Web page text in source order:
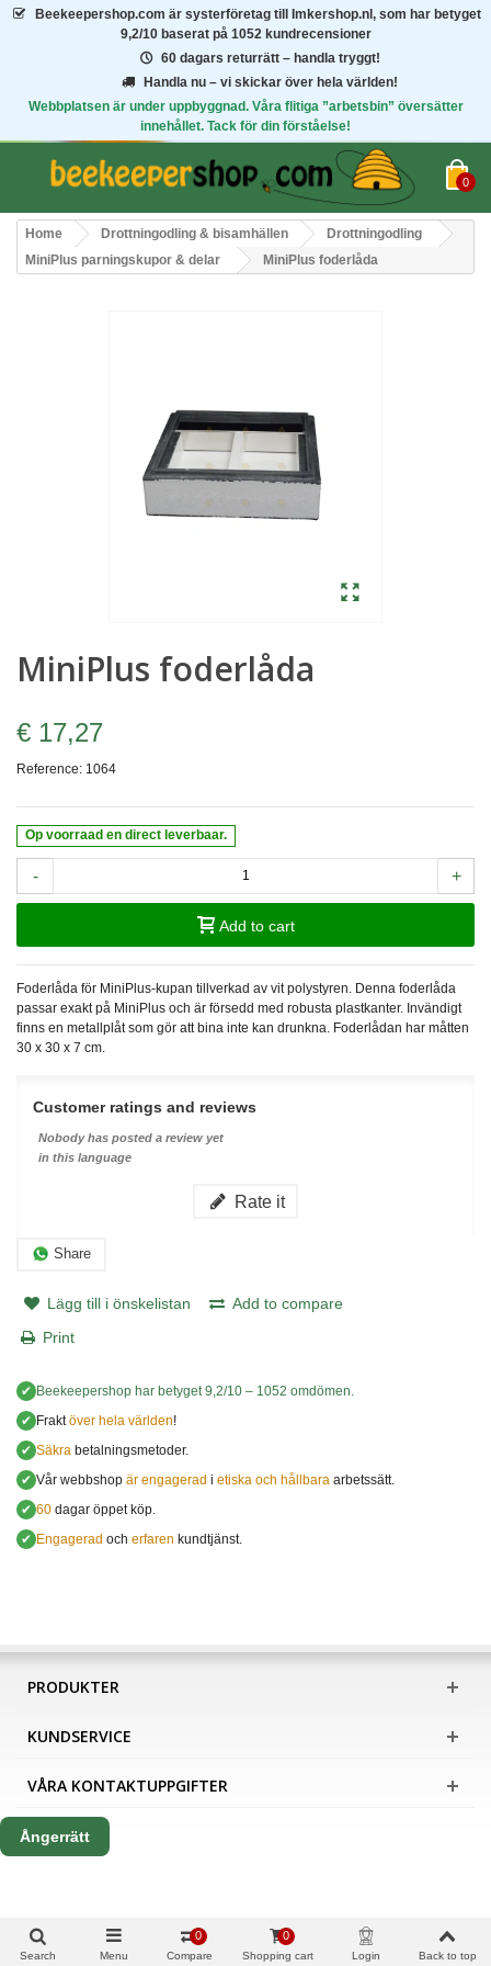
Beekeepershop.com är systerföretag till Imkershop.nl, som har betyget
9,2/10 baserat på 1052 kundrecensioner
60 dagars returrätt – handla tryggt!
Handla nu – vi skickar över hela världen!
Webbplatsen är under uppbyggnad. Våra flitiga ”arbetsbin” översätter
innehållet. Tack för din förståelse!
0
Home Drottningodling & bisamhällen
Drottningodling
MiniPlus parningskupor & delar
MiniPlus foderlåda
MiniPlus foderlåda
€ 17,27
Reference: 1064
Op voorraad en direct leverbaar.
- +
Add to cart
Foderlåda för MiniPlus-kupan tillverkad av vit polystyren. Denna foderlåda
passar exakt på MiniPlus och är försedd med robusta plastkanter. Invändigt
finns en metallplåt som gör att bina inte kan drunkna. Foderlådan har måtten
30 x 30 x 7 cm.
Customer ratings and reviews
Nobody has posted a review yet
in this language
Rate it
Share
Lägg till i önskelistan
Add to compare
Print
✔ Beekeepershop har betyget 9,2/10 – 1052 omdömen.
✔ Fraktöver hela världen!
✔ Säkra betalningsmetoder.
✔ Vår webbshop är engagerad i etiska och hållbara arbetssätt.
✔ 60 dagar öppet köp.
✔ Engagerad och erfaren kundtjänst.
PRODUKTER
KUNDSERVICE
VÅRA KONTAKTUPPGIFTER
Ångerrätt
Search Menu Compare
0
Shopping cart
0
Login Back to top